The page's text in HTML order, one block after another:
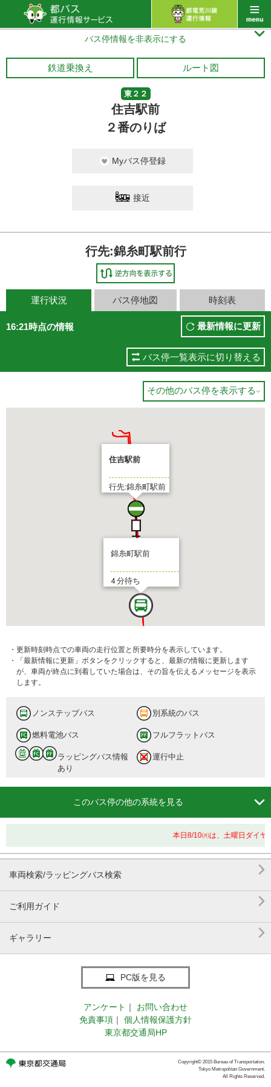
バス停情報を非表示にする 
鉄道乗換え ルート図
東２２
住吉駅前
２番のりば
Myバス停登録
接近
行先:錦糸町駅前行
運行状況 バス停地図 時刻表
16:21時点の情報 最新情報に更新
バス停一覧表示に切り替える
その他のバス停を表示する 
住吉駅前
行先:錦糸町駅前
錦糸町駅前
4 分待ち
錦糸町駅前
9 分待ち
・更新時刻時点での車両の走行位置と所要時分を表示しています。
・「最新情報に更新」ボタンをクリックすると、最新の情報に更新します
が、車両が終点に到着していた場合は、その旨を伝えるメッセージを表示
します。
ノンステップバス 別系統のバス
燃料電池バス フルフラットバス
ラッピングバス情報
あり
運行中止
このバス停の他の系統を見る 
本日8/10㈪は、土曜日ダイヤ
車両検索/ラッピングバス検索 
ご利用ガイド 
ギャラリー 
PC版を見る
アンケート ｜
お問い合わせ
免責事項 ｜
個人情報保護方針
東京都交通局HP
Copyright© 2015 Bureau of Transportation.
Tokyo Metropolitan Government.
All Rights Reserved.